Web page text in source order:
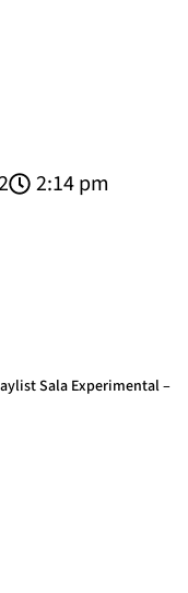
2:14 pm
Sala Experimental –